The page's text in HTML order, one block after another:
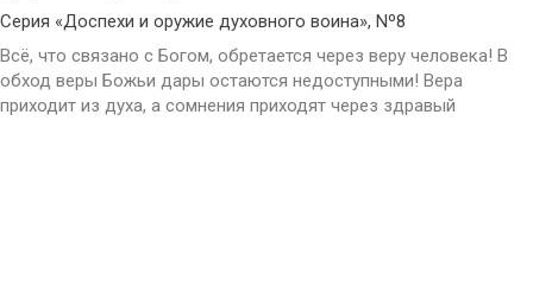
Серия «Доспехи и оружие духовного воина», Nº8
Всё, что связано с Богом, обретается через веру человека! В
обход веры Божьи дары остаются недоступными! Вера
приходит из духа, а сомнения приходят через здравый